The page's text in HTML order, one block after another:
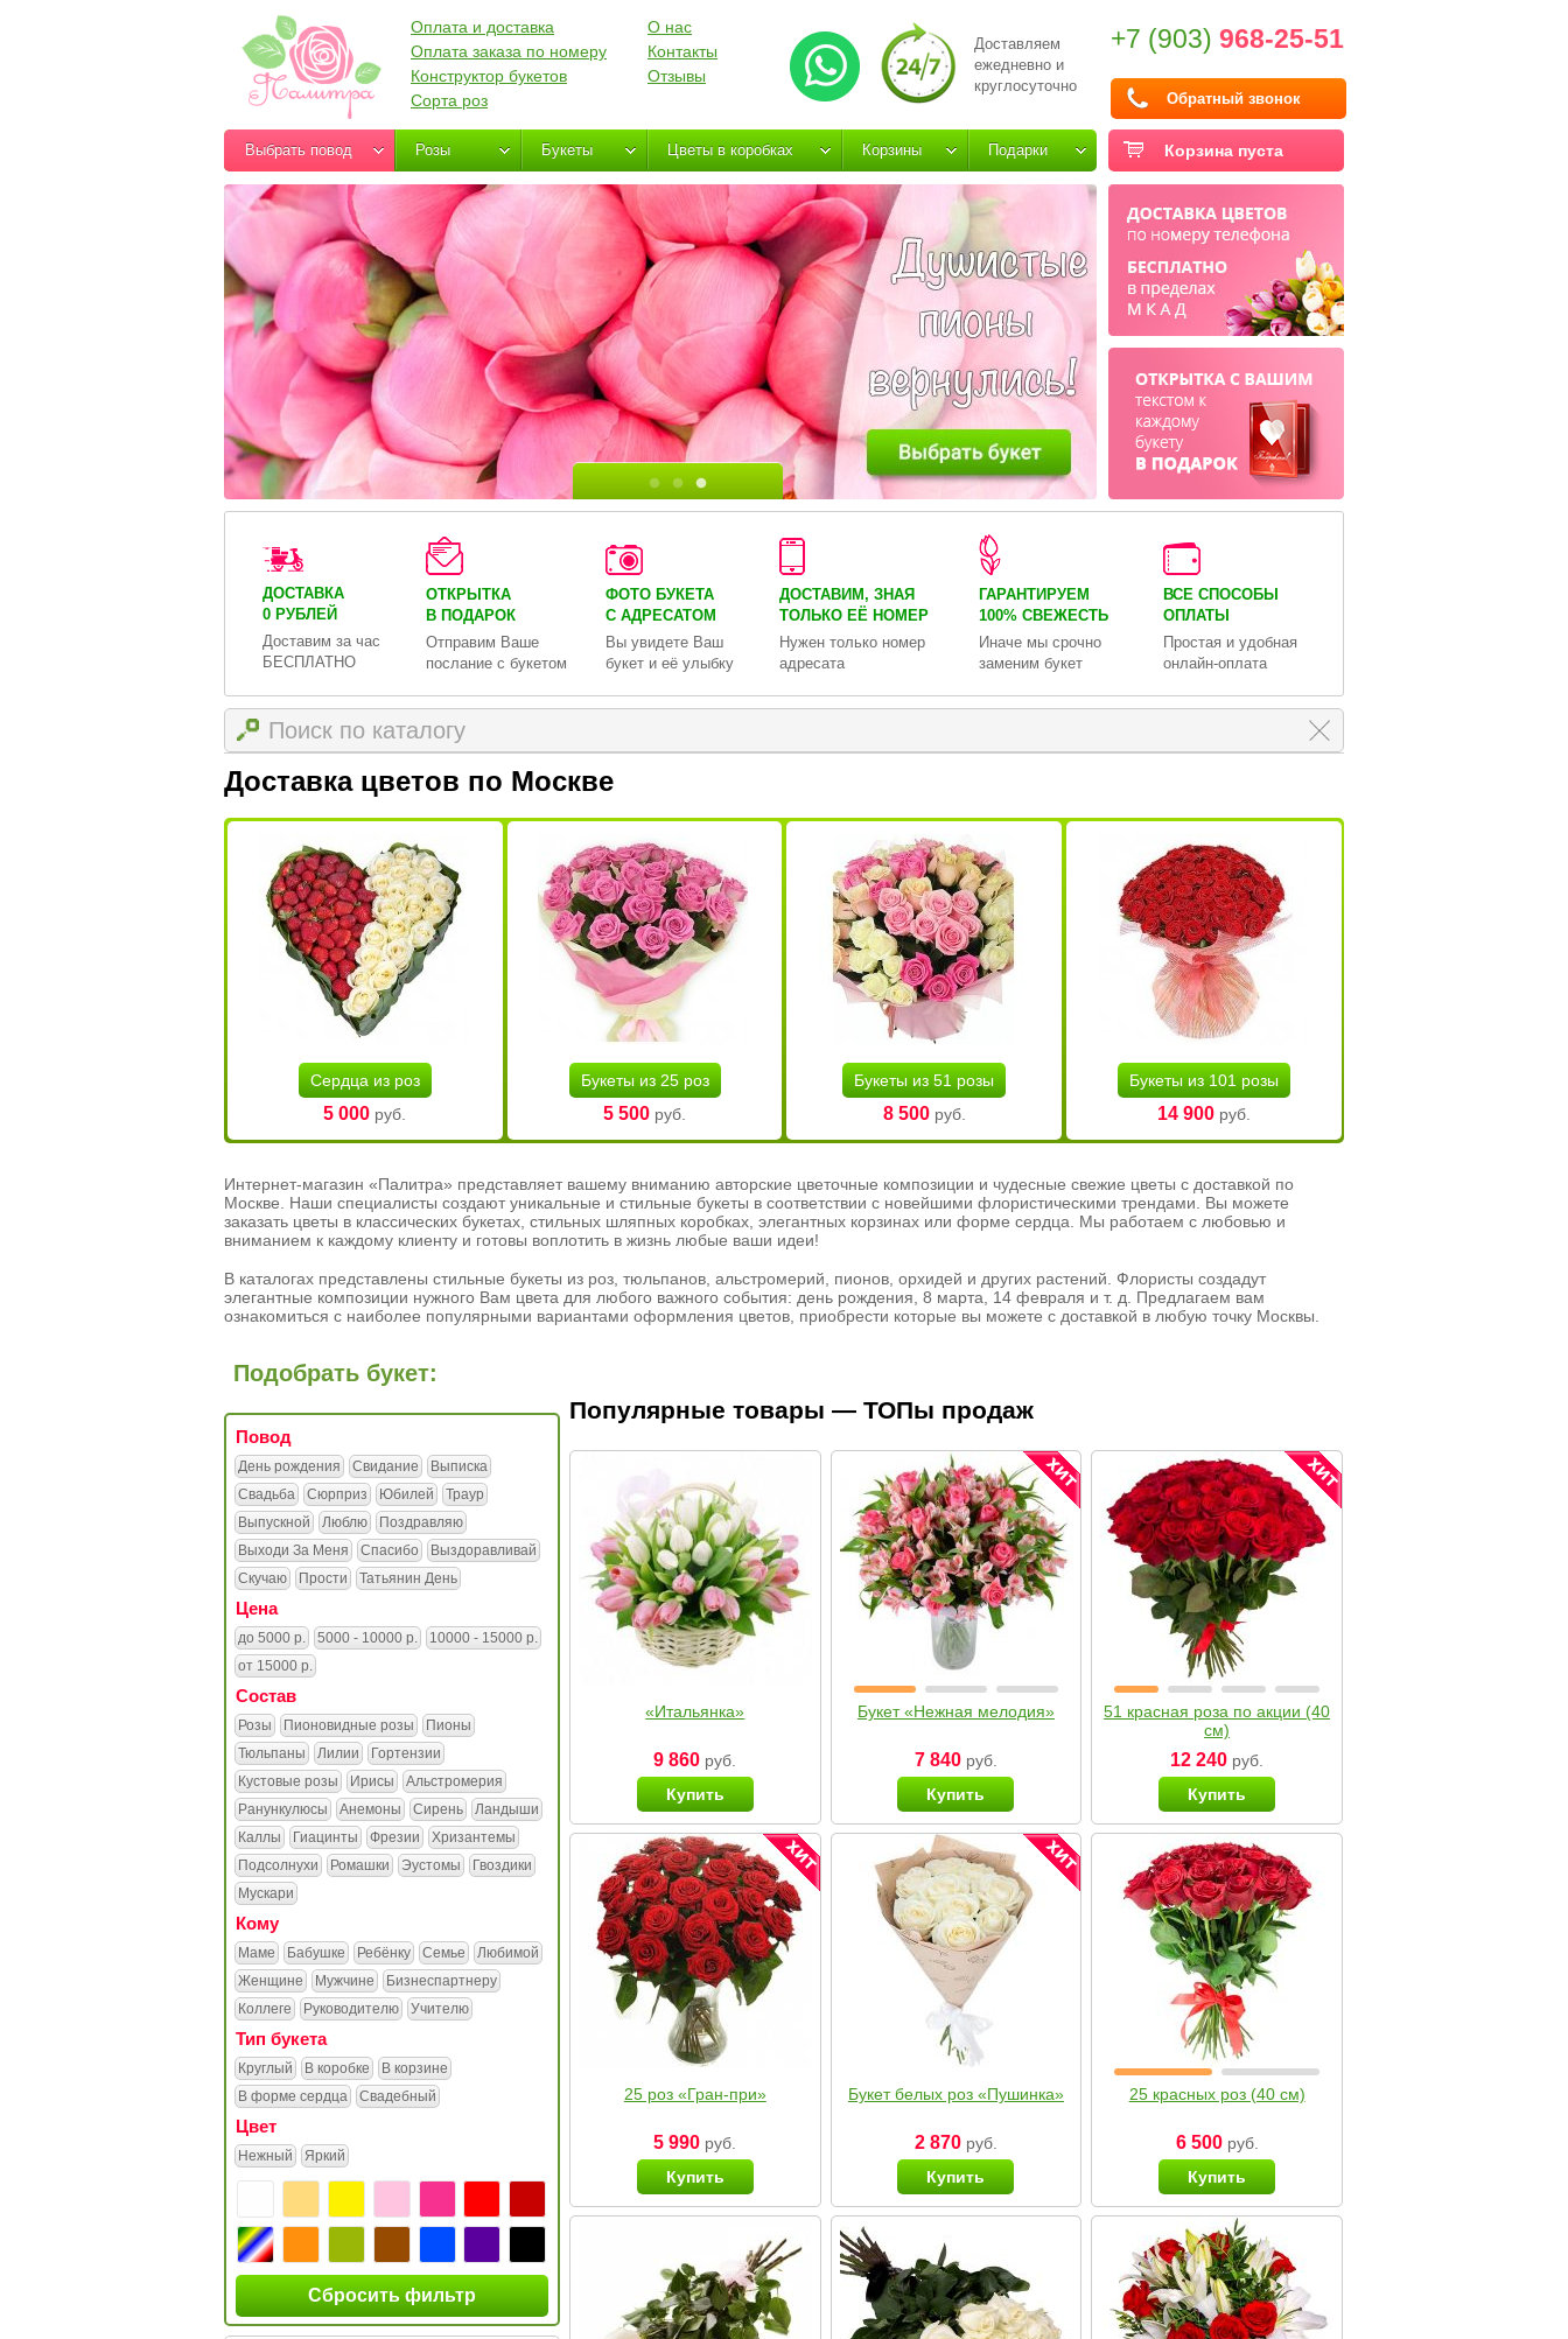
Доставляем
ежедневно и
круглосуточно
+7 (903) 968-25-51
Обратный звонок
Оплата и доставка
Оплата заказа по номеру
Конструктор букетов
Сорта роз
О нас
Контакты
Отзывы
Корзина пуста
Выбрать повод Розы Букеты Цветы в коробках Корзины Подарки
ДОСТАВКА
0 РУБЛЕЙ
Доставим за час
БЕСПЛАТНО
ОТКРЫТКА
В ПОДАРОК
Отправим Ваше
послание с букетом
ФОТО БУКЕТА
С АДРЕСАТОМ
Вы увидете Ваш
букет и её улыбку
ДОСТАВИМ, ЗНАЯ
ТОЛЬКО ЕЁ НОМЕР
Нужен только номер
адресата
ГАРАНТИРУЕМ
100% СВЕЖЕСТЬ
Иначе мы срочно
заменим букет
ВСЕ СПОСОБЫ
ОПЛАТЫ
Простая и удобная
онлайн-оплата
Доставка цветов по Москве
Сердца из роз
5 000 руб.
Букеты из 25 роз
5 500 руб.
Букеты из 51 розы
8 500руб.
Букеты из 101 розы
14 900руб.
Интернет-магазин «Палитра» представляет вашему вниманию авторские цветочные композиции и чудесные свежие цветы с доставкой по
Москве. Наши специалисты создают уникальные и стильные букеты в соответствии с новейшими флористическими трендами. Вы можете
заказать цветы в классических букетах, стильных шляпных коробках, элегантных корзинах или форме сердца. Мы работаем с любовью и
вниманием к каждому клиенту и готовы воплотить в жизнь любые ваши идеи!
В каталогах представлены стильные букеты из роз, тюльпанов, альстромерий, пионов, орхидей и других растений. Флористы создадут
элегантные композиции нужного Вам цвета для любого важного события: день рождения, 8 марта, 14 февраля и т. д. Предлагаем вам
ознакомиться с наиболее популярными вариантами оформления цветов, приобрести которые вы можете с доставкой в любую точку Москвы.
Подобрать букет:
Повод
День рождения Свидание
Выписка
Свадьба
Сюрприз Юбилей
Траур
Выпускной
Люблю
Поздравляю
Выходи За Меня
Спасибо
Выздоравливай
Скучаю
Прости Татьянин День
Цена
до 5000 р. 5000 - 10000 р.
10000 - 15000 р.
от 15000 р.
Состав
Розы Пионовидные розы
Пионы
Тюльпаны
Лилии
Гортензии
Кустовые розы
Ирисы
Альстромерия
Ранункулюсы
Анемоны Сирень
Ландыши
Каллы
Гиацинты Фрезии
Хризантемы
Подсолнухи
Ромашки Эустомы
Гвоздики
Мускари
Кому
Маме Бабушке Ребёнку Семье
Любимой
Женщине
Мужчине
Бизнеспартнеру
Коллеге
Руководителю Учителю
Тип букета
Круглый В коробке
В корзине
В форме сердца
Свадебный
Цвет
Нежный Яркий
Сбросить фильтр
Популярные товары — ТОПы продаж
«Итальянка»
9 860 руб.
Купить
Букет «Нежная мелодия»
7 840руб.
Купить
51 красная роза по акции (40
см)
12 240 руб.
Купить
25 роз «Гран-при»
5 990 руб.
Купить
Букет белых роз «Пушинка»
2 870руб.
Купить
25 красных роз (40 см)
6 500руб.
Купить